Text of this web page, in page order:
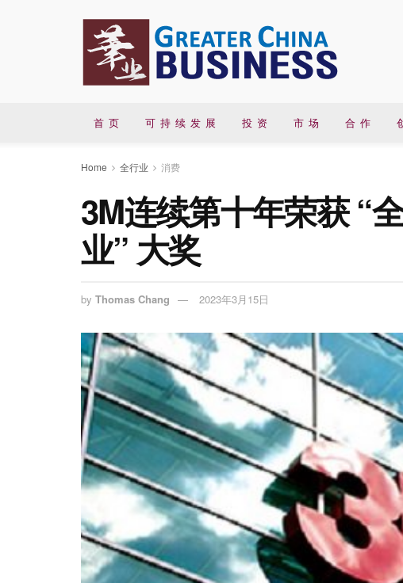
首 页 可 持 续 发 展 投 资 市 场 合 作
Home 全行业 消费
3M连续第十年荣获 “
业” 大奖
by Thomas Chang 2023年3月15日